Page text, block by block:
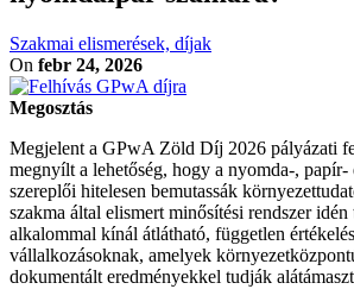
Szakmai elismerések, díjak
On febr 24, 2026
Megosztás
Megjelent a GPwA Zöld Díj 2026 pályázati
megnyílt a lehetőség, hogy a nyomda-, papír-
szereplői hitelesen bemutassák
szakma által elismert minősítési rendszer
alkalommal kínál átlátható, független
vállalkozásoknak, amelyek
dokumentált eredményekkel tudják